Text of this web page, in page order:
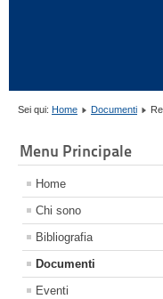
Sei qui: Home Documenti
Menu Principale
Home
Chi sono
Bibliografia
Documenti
Eventi